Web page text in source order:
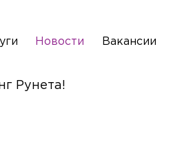
Новости Вакансии
Рунета!